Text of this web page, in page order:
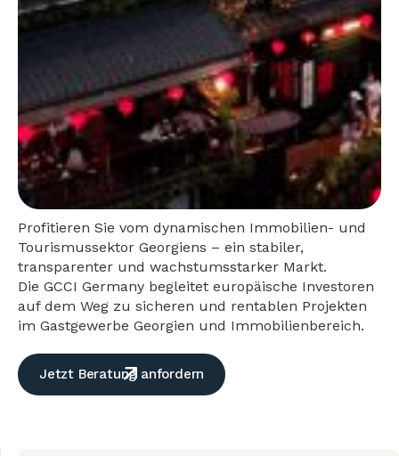
Profitieren Sie vom dynamischen Immobilien- und
Tourismussektor Georgiens – ein stabiler,
transparenter und wachstumsstarker Markt.
Die GCCI Germany begleitet europäische Investoren
auf dem Weg zu sicheren und rentablen Projekten
im Gastgewerbe Georgien und Immobilienbereich.
Jetzt Beratung anfordern